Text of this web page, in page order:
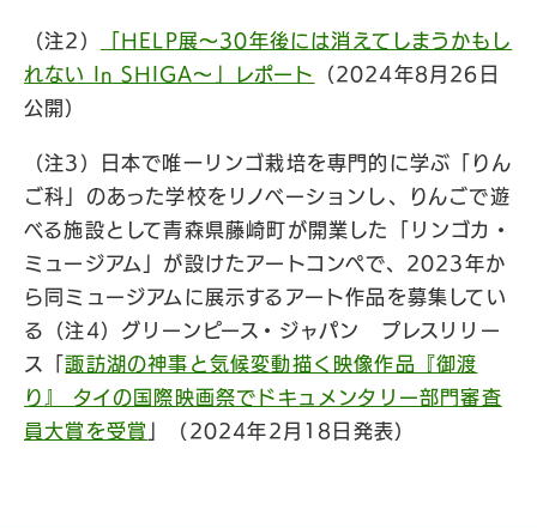
（注2）
「HELP展〜30年後には消えてしまうかもし
れない In SHIGA〜」レポート
（2024年8月26日
公開）
（注3）日本で唯一リンゴ栽培を専門的に学ぶ「りん
ご科」のあった学校をリノベーションし、りんごで遊
べる施設として青森県藤崎町が開業した「リンゴカ・
ミュージアム」が設けたアートコンペで、2023年か
ら同ミュージアムに展示するアート作品を募集してい
る（注4）グリーンピース・ジャパン プレスリリー
ス「諏訪湖の神事と気候変動描く映像作品『御渡
り』 タイの国際映画祭でドキュメンタリー部門審査
員大賞を受賞
」（2024年2月18日発表）